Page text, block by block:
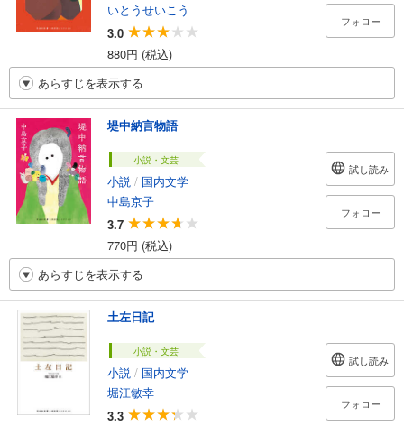
いとうせいこう
3.0
880円 (税込)
フォロー
あらすじを表示する
堤中納言物語
小説・文芸
小説 / 国内文学
中島京子
3.7
770円 (税込)
試し読み
フォロー
あらすじを表示する
土左日記
小説・文芸
小説 / 国内文学
堀江敏幸
3.3
試し読み
フォロー